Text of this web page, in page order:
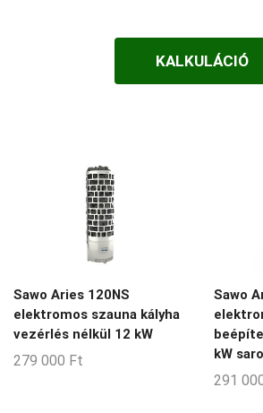
VEZÉRLÉS NÉLKÜL
10-20-m3
11-12-m3
11-15-m3
13-14-m3
13-23-m3
KALKULÁCIÓ
Sawo Aries 120NS
elektromos szauna kályha
vezérlés nélkül 12 kW
279 000 Ft
Sawo
kW
291